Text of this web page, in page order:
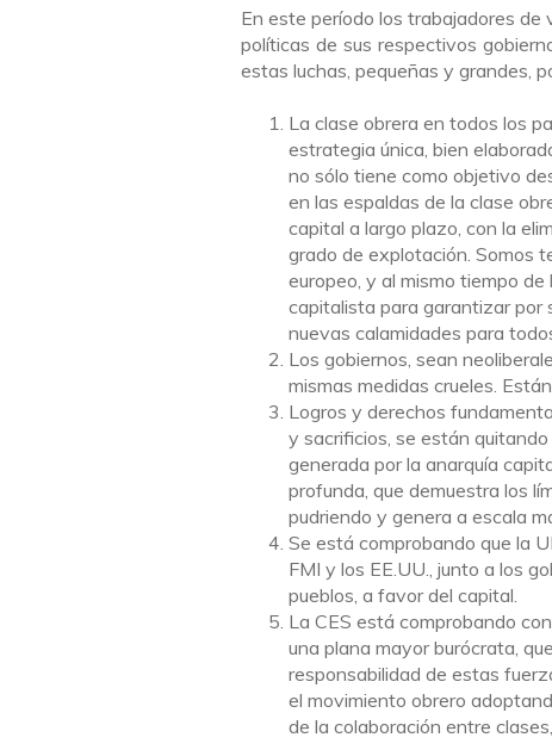
En este período los trabajadores de
políticas de sus respectivos
estas luchas, pequeñas y grandes,
La clase obrera en todos los
estrategia única, bien
no sólo tiene como objetivo
en las espaldas de la clase
capital a largo plazo, con la
grado de explotación. Somos
europeo, y al mismo tiempo
capitalista para garantizar por
nuevas calamidades para
Los gobiernos, sean
mismas medidas crueles.
Logros y derechos
y sacrificios, se están quitando
generada por la anarquía
profunda, que demuestra los
pudriendo y genera a escala
Se está comprobando que la
FMI y los EE.UU., junto a los
pueblos, a favor del capital.
La CES está comprobando
una plana mayor burócrata,
responsabilidad de estas
el movimiento obrero
de la colaboración entre